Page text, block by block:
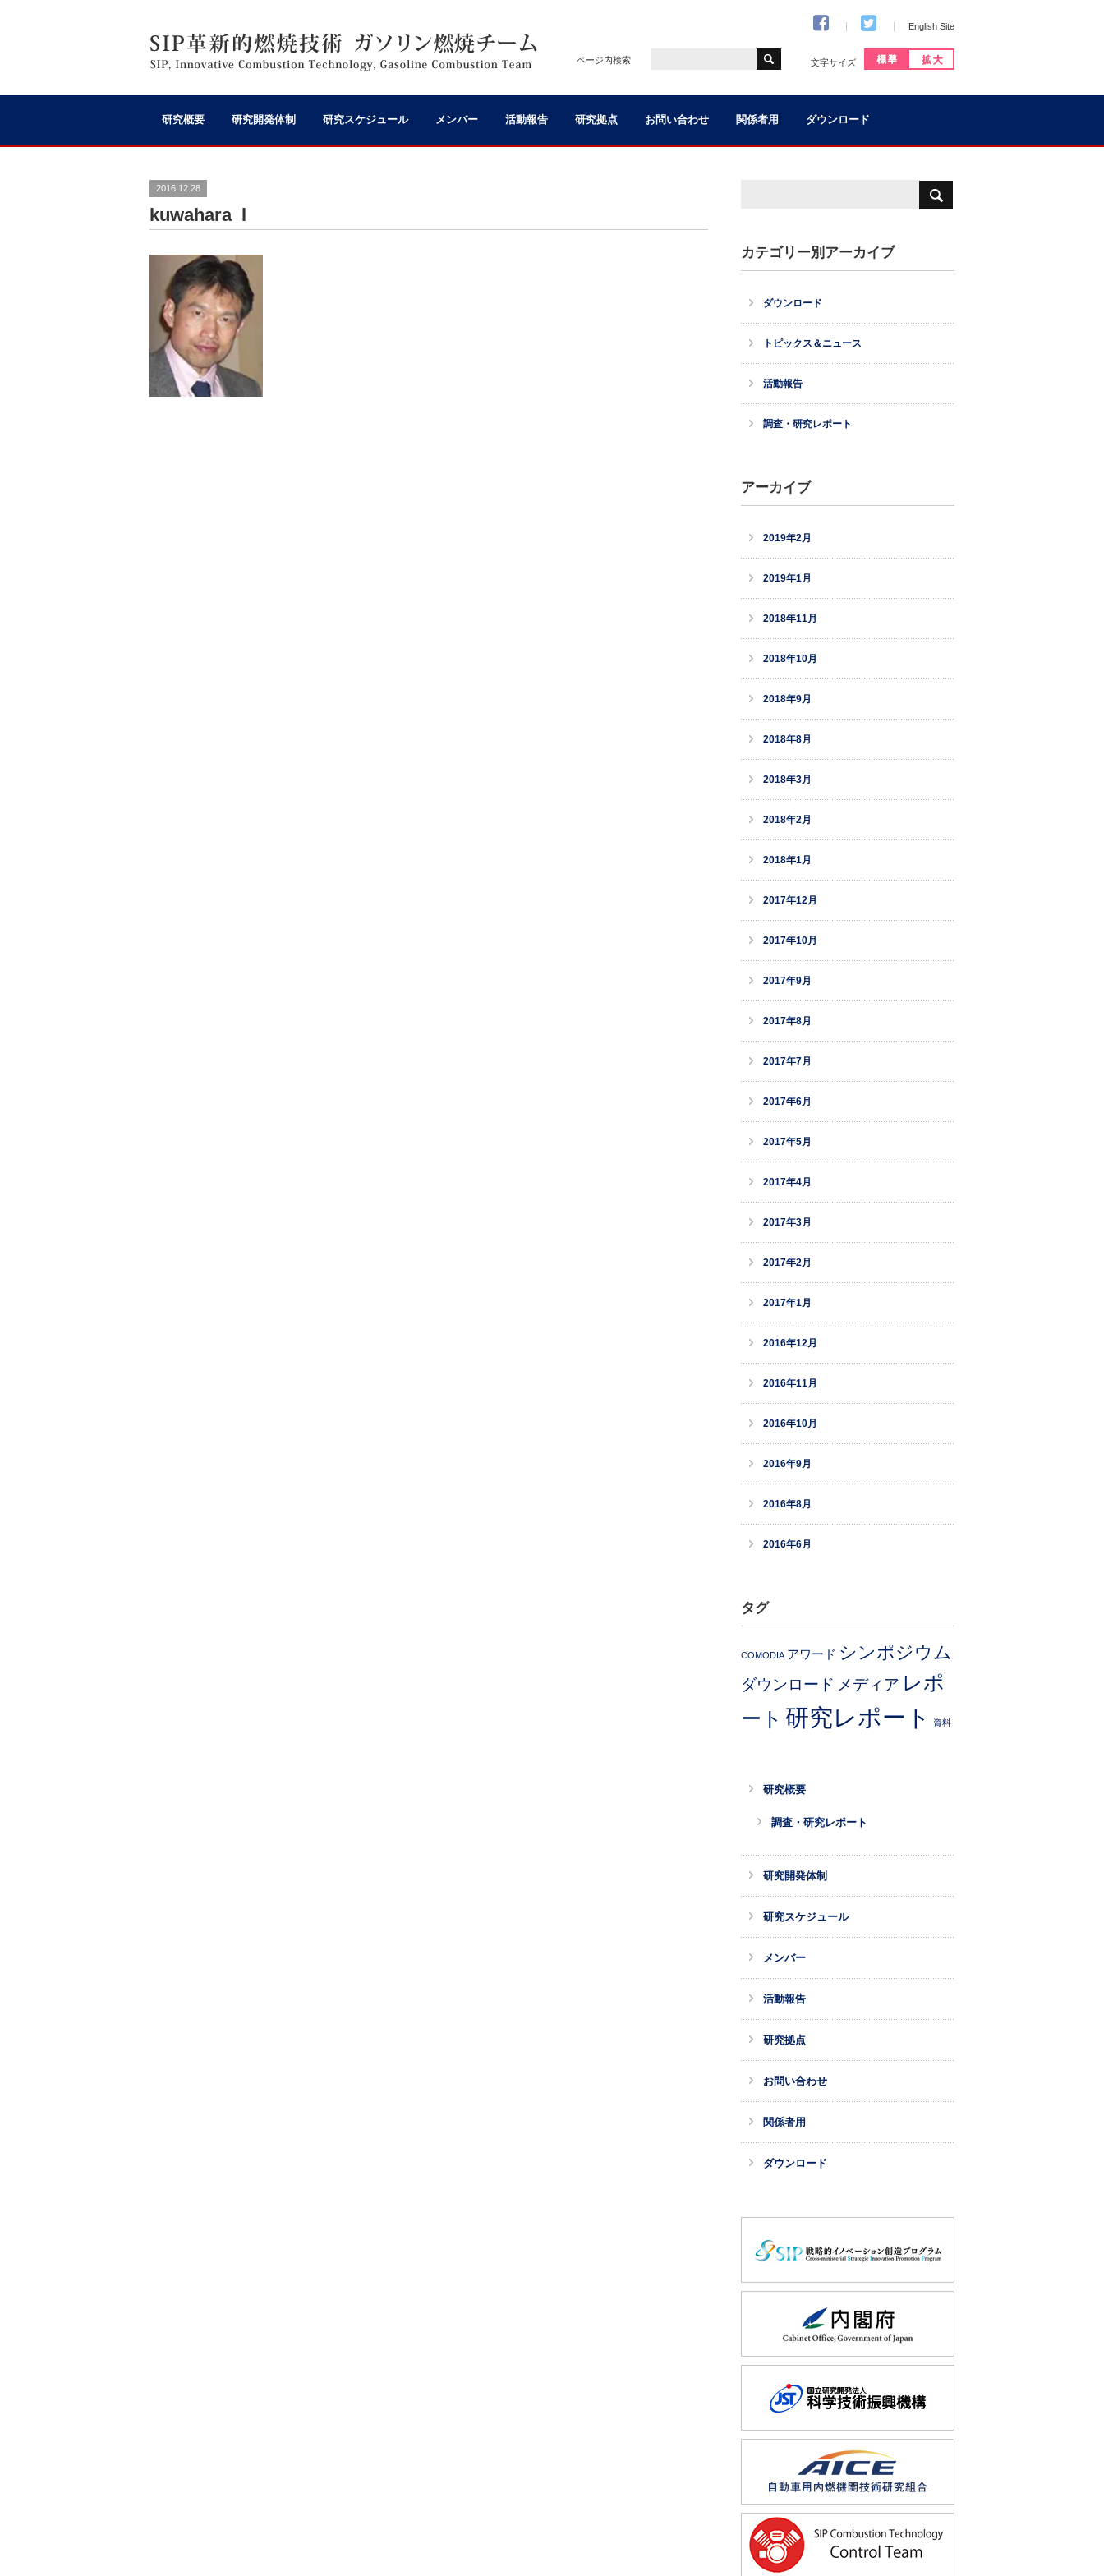
English Site
ページ内検索 文字サイズ
研究概要 研究開発体制 研究スケジュール メンバー 活動報告 研究拠点 お問い合わせ 関係者用 ダウンロード
2016.12.28
kuwahara_l
カテゴリー別アーカイブ
ダウンロード
トピックス＆ニュース
活動報告
調査・研究レポート
アーカイブ
2019年2月
2019年1月
2018年11月
2018年10月
2018年9月
2018年8月
2018年3月
2018年2月
2018年1月
2017年12月
2017年10月
2017年9月
2017年8月
2017年7月
2017年6月
2017年5月
2017年4月
2017年3月
2017年2月
2017年1月
2016年12月
2016年11月
2016年10月
2016年9月
2016年8月
2016年6月
タグ
COMODIA アワード シンポジウム
ダウンロード メディア レポ
ート 研究レポート 資料
研究概要
調査・研究レポート
研究開発体制
研究スケジュール
メンバー
活動報告
研究拠点
お問い合わせ
関係者用
ダウンロード